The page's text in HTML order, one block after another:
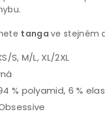
tangave stejném
S, M/L, XL/2XL
% polyamid, 6 %